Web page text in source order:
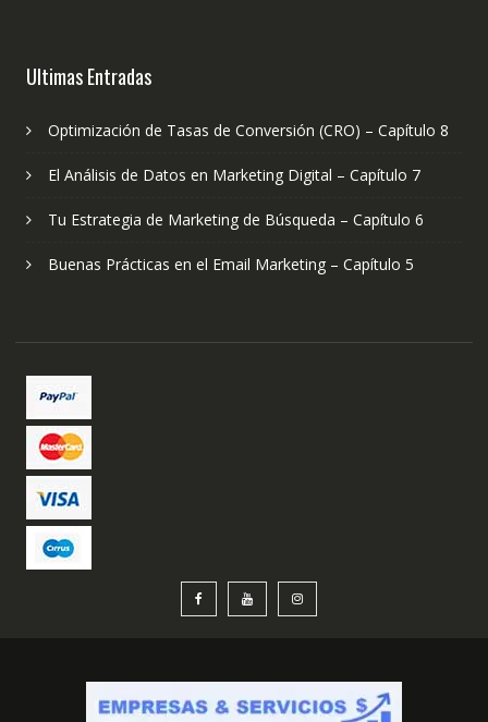
Ultimas Entradas
Optimización de Tasas de Conversión (CRO) – Capítulo 8
El Análisis de Datos en Marketing Digital – Capítulo 7
Tu Estrategia de Marketing de Búsqueda – Capítulo 6
Buenas Prácticas en el Email Marketing – Capítulo 5